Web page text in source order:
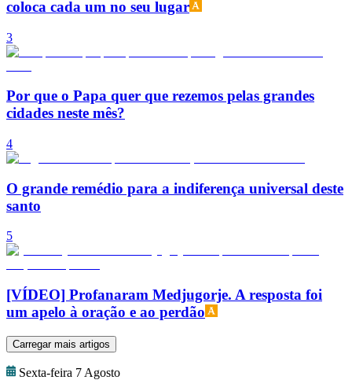
coloca cada um no seu lugar
3
Por que o Papa quer que rezemos pelas grandes
cidades neste mês?
4
O grande remédio para a indiferença universal deste
santo
5
[VÍDEO] Profanaram Medjugorje. A resposta foi
um apelo à oração e ao perdão
Carregar mais artigos
Sexta-feira 7 Agosto